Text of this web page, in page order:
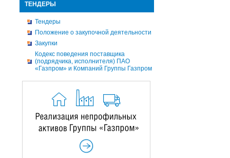
ТЕНДЕРЫ
Тендеры
Положение о закупочной деятельности
Закупки
Кодекс поведения поставщика
(подрядчика, исполнителя) ПАО
«Газпром» и Компаний Группы Газпром